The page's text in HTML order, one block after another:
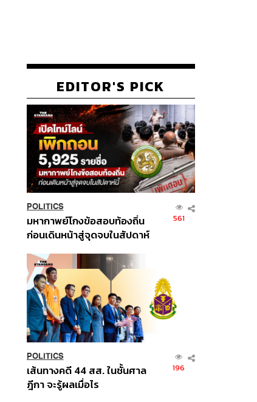
EDITOR'S PICK
POLITICS
มหากาพย์โกงข้อสอบท้องถิ่น
ก่อนเดินหน้าสู่จุดจบในสัปดาห์
561
POLITICS
เส้นทางคดี 44 สส. ในชั้นศาล
ฎีกา จะรู้ผลเมื่อไร
196